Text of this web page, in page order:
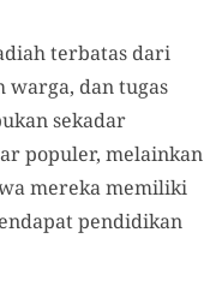
terbatas dari
warga, dan tugas
sekadar
populer, melainkan
mereka memiliki
pendidikan